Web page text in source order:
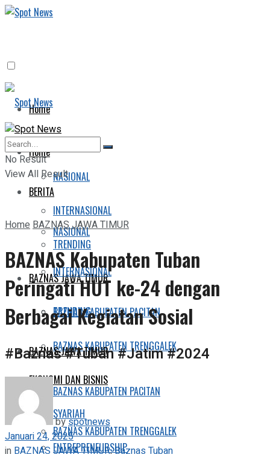
Home
BERITA
NASIONAL
INTERNASIONAL
TRENDING
BAZNAS JAWA TIMUR
BAZNAS KABUPATEN PACITAN
BAZNAS KABUPATEN TRENGGALEK
EKONOMI DAN BISNIS
SYARIAH
ENTREPRENEURSHIP
Home
BERITA
NASIONAL
INTERNASIONAL
TRENDING
BAZNAS JAWA TIMUR
BAZNAS KABUPATEN PACITAN
BAZNAS KABUPATEN TRENGGALEK
No Result
View All Result
HomeBAZNAS JAWA TIMUR
BAZNAS Kabupaten Tuban
Peringati HUT ke-24 dengan
Berbagai Kegiatan Sosial
#Baznas #Tuban #Jatim #2024
byspotnews
Januari 24, 2025
in BAZNAS JAWA TIMUR,Baznas Tuban